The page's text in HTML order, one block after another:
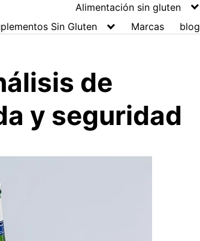
Alimentación sin gluten
Sin Gluten
Marcas blog
de
y seguridad